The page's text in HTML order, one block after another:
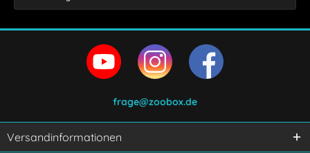
frage@zoobox.de
Versandinformationen